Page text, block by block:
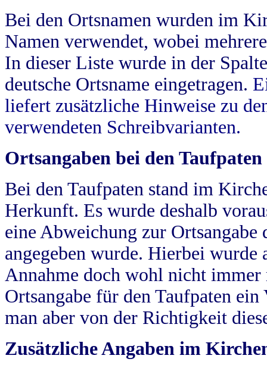
Bei den Ortsnamen wurden im
Namen verwendet, wobei
In dieser Liste wurde in der
deutsche Ortsname eingetragen.
liefert zusätzliche Hinweise zu
verwendeten Schreibvarianten.
Ortsangaben bei den Taufpaten
Bei den Taufpaten stand im
Herkunft. Es wurde deshalb
eine Abweichung zur
angegeben wurde. Hierbei wurde
Annahme doch wohl nicht
Ortsangabe für den Taufpaten
man aber von der Richtigkeit
Zusätzliche Angaben im